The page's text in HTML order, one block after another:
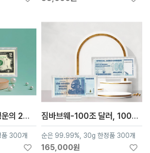
작은 지폐 큰 행운 행운의 2달러,30g,순은 99.99%
300개
짐바브웨-100조 달러, 1000억 달러 30g, 순은 99.99%
순은 99.99%, 30g 한정품 300개
165,000원